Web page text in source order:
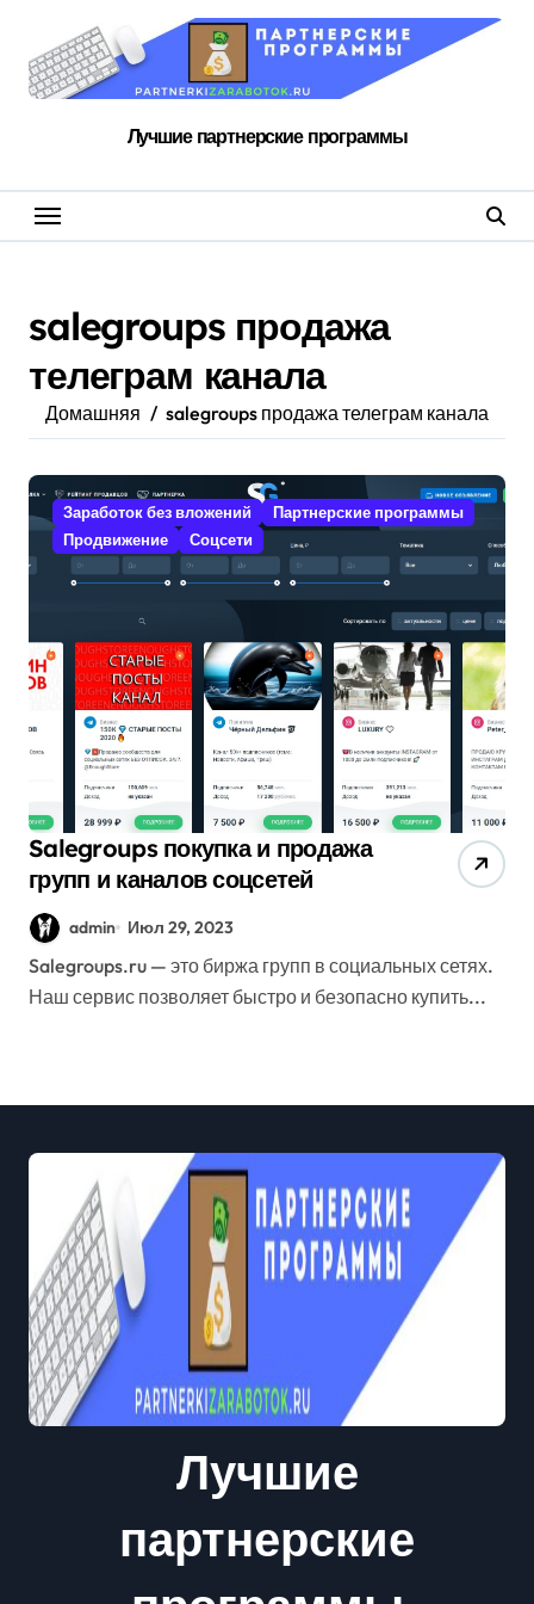
содержанию
Лучшие партнерские программы
salegroups продажа
телеграм канала
Домашняя salegroups продажа телеграм канала
Заработок без вложений
Партнерские программы
Продвижение
Соцсети
Salegroups покупка и продажа
групп и каналов соцсетей
admin Июл 29, 2023
Salegroups.ru — это биржа групп в социальных сетях.
Наш сервис позволяет быстро и безопасно купить...
Лучшие
партнерские